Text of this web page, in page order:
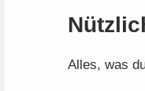
Alles, was